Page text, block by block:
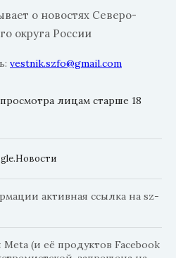
о новостях Северо-
округа России
vestnik.szfo@gmail.com
лицам старше 18
активная ссылка на sz-
(и её продуктов Facebook